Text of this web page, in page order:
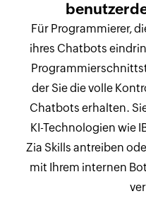
Für Programmierer,
ihres Chatbots
der Sie die volle
Chatbots erhalten.
KI-Technologien wie
Zia Skills antreiben
mit Ihrem internen